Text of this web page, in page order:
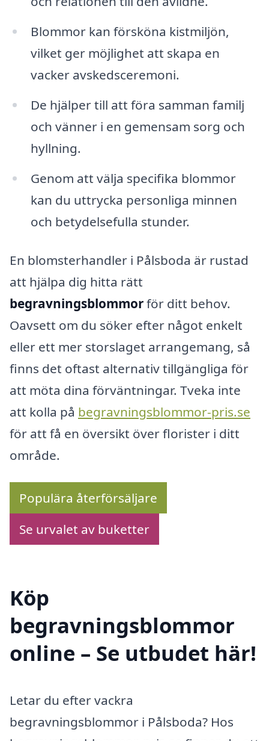
Blommor kan försköna kistmiljön,
vilket ger möjlighet att skapa en
vacker avskedsceremoni.
De hjälper till att föra samman familj
och vänner i en gemensam sorg och
hyllning.
Genom att välja specifika blommor
kan du uttrycka personliga minnen
och betydelsefulla stunder.
En blomsterhandler i Pålsboda är rustad
att hjälpa dig hitta rätt
begravningsblommorför ditt behov.
Oavsett om du söker efter något enkelt
eller ett mer storslaget arrangemang, så
finns det oftast alternativ tillgängliga för
att möta dina förväntningar. Tveka inte
att kolla på begravningsblommor-pris.se
för att få en översikt över florister i ditt
område.
Populära återförsäljare
Se urvalet av buketter
Köp
begravningsblommor
online – Se utbudet här!
Letar du efter vackra
begravningsblommor i Pålsboda? Hos